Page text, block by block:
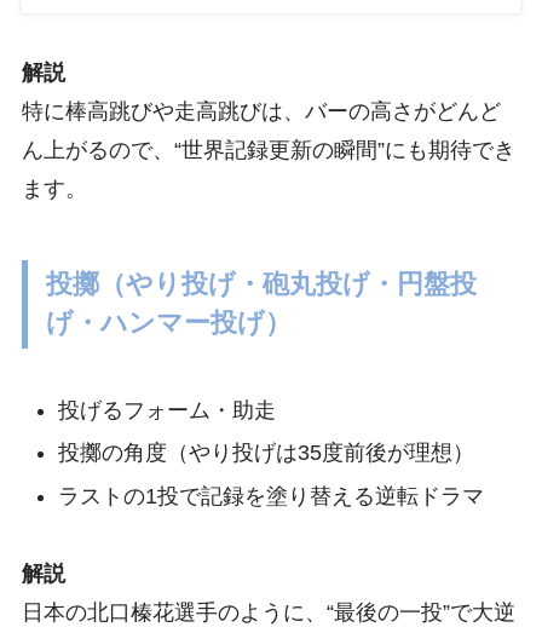
解説
特に棒高跳びや走高跳びは、バーの高さがどんど
ん上がるので、“世界記録更新の瞬間”にも期待でき
ます。
投擲（やり投げ・砲丸投げ・円盤投
げ・ハンマー投げ）
投げるフォーム・助走
投擲の角度（やり投げは35度前後が理想）
ラストの1投で記録を塗り替える逆転ドラマ
解説
日本の北口榛花選手のように、“最後の一投”で大逆